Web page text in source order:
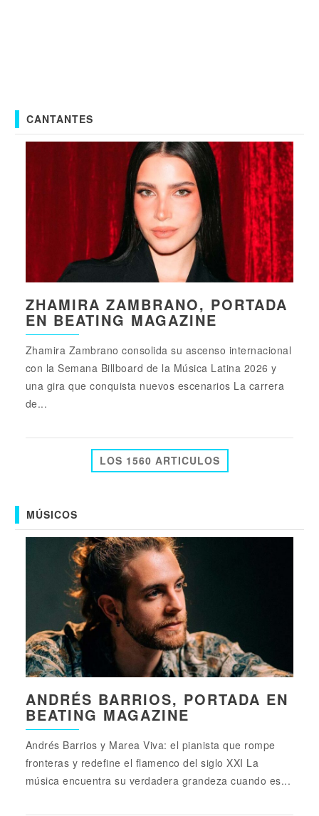
CANTANTES
ZHAMIRA ZAMBRANO, PORTADA
EN BEATING MAGAZINE
Zhamira Zambrano consolida su ascenso internacional
con la Semana Billboard de la Música Latina 2026 y
una gira que conquista nuevos escenarios La carrera
de...
LOS 1560 ARTICULOS
MÚSICOS
ANDRÉS BARRIOS, PORTADA EN
BEATING MAGAZINE
Andrés Barrios y Marea Viva: el pianista que rompe
fronteras y redefine el flamenco del siglo XXI La
música encuentra su verdadera grandeza cuando es...